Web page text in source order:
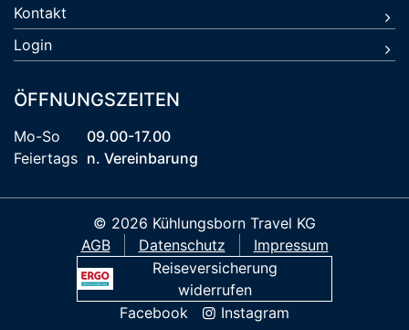
Kontakt
Login
ÖFFNUNGSZEITEN
Mo-So
09.00-17.00
Feiertags n. Vereinbarung
© 2026 Kühlungsborn Travel KG
AGB
Datenschutz
Impressum
Reiseversicherung
widerrufen
Facebook
Instagram